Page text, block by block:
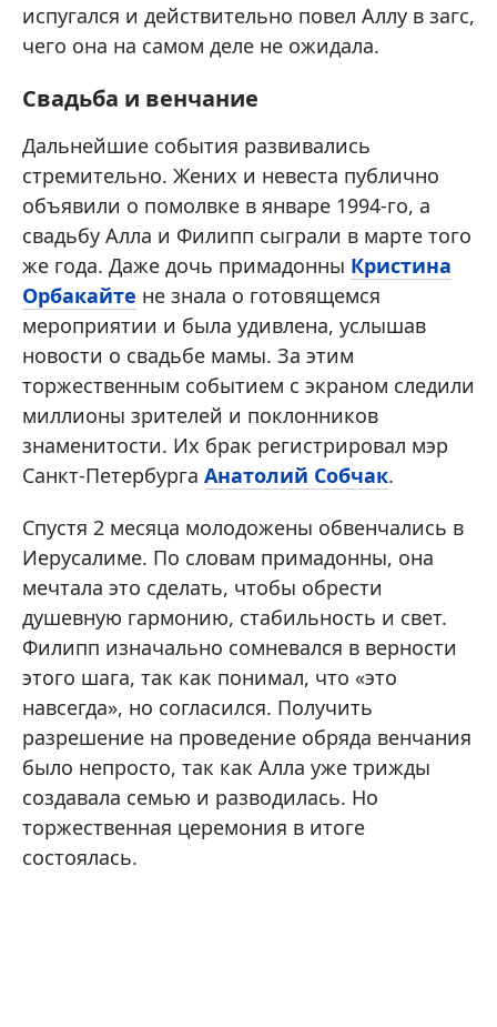
испугался и действительно повел Аллу в загс,
чего она на самом деле не ожидала.
Свадьба и венчание
Дальнейшие события развивались
стремительно. Жених и невеста публично
объявили о помолвке в январе 1994-го, а
свадьбу Алла и Филипп сыграли в марте того
же года. Даже дочь примадонны Кристина
Орбакайте не знала о готовящемся
мероприятии и была удивлена, услышав
новости о свадьбе мамы. За этим
торжественным событием с экраном следили
миллионы зрителей и поклонников
знаменитости. Их брак регистрировал мэр
Санкт-Петербурга Анатолий Собчак.
Спустя 2 месяца молодожены обвенчались в
Иерусалиме. По словам примадонны, она
мечтала это сделать, чтобы обрести
душевную гармонию, стабильность и свет.
Филипп изначально сомневался в верности
этого шага, так как понимал, что «это
навсегда», но согласился. Получить
разрешение на проведение обряда венчания
было непросто, так как Алла уже трижды
создавала семью и разводилась. Но
торжественная церемония в итоге
состоялась.